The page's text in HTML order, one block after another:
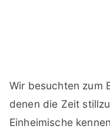
Wir besuchten zum
denen die Zeit
Einheimische